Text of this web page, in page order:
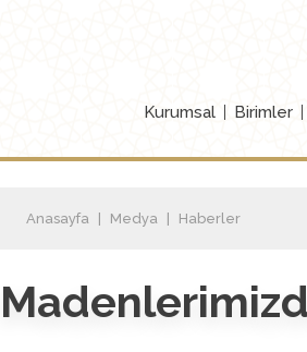
Kurumsal Birimler
Anasayfa Medya Haberler